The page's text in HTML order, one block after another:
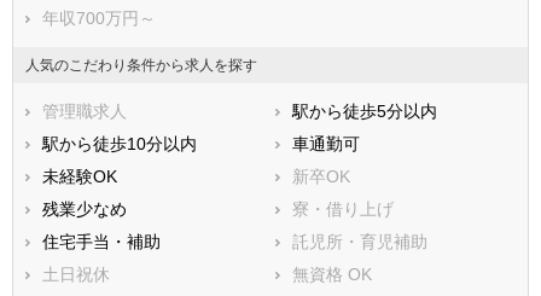
年収700万円～
人気のこだわり条件から求人を探す
管理職求人
駅から徒歩5分以内
駅から徒歩10分以内
車通勤可
未経験OK
新卒OK
残業少なめ
寮・借り上げ
住宅手当・補助
託児所・育児補助
土日祝休
無資格 OK